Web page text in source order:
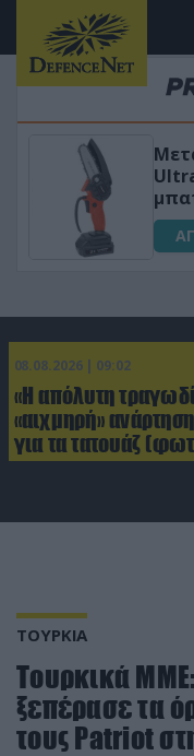
08.08.2026 | 09:02
«Η απόλυτη
«αιχμηρή»
για τα τατουάζ
ΤΟΥΡΚΙΑ
Τουρκικά
ξεπέρασε τα
τους Patriot